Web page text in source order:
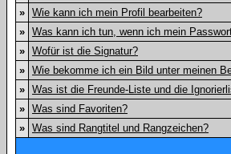
» Wie kann ich mein Profil bearbeiten?
» Was kann ich tun, wenn ich mein
» Wofür ist die Signatur?
» Wie bekomme ich ein Bild unter meinen
» Was ist die Freunde-Liste und die
» Was sind Favoriten?
» Was sind Rangtitel und Rangzeichen?